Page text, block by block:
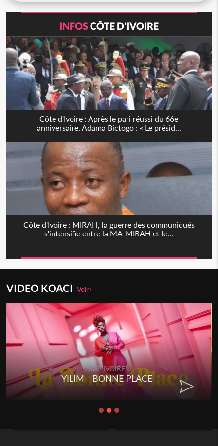
INFOSCÔTE D'IVOIRE
Côte d'Ivoire : Après le pari réussi du 66e
anniversaire, Adama Bictogo : « Le présid...
Côte d'Ivoire : MIRAH, la guerre des communiqués
s'intensifie entre la MA-MIRAH et le...
VIDEO KOACIVoir+
RAP IVOIRE
YILIM - BONNE PLACE